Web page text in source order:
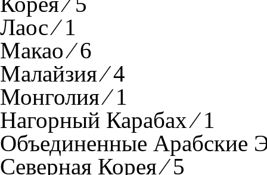
Лаос ⁄ 1
Макао ⁄ 6
Малайзия ⁄ 4
Монголия ⁄ 1
Нагорный Карабах ⁄ 1
Объединенные Арабские
Северная Корея ⁄ 5